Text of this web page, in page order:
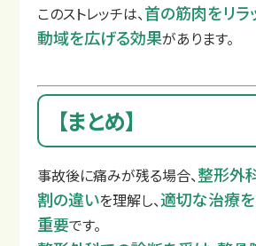
このストレッチは、首の筋肉をリラ
動域を広げる効果があります。
【まとめ】
事故後に痛みが残る場合、整形外
割の違いを理解し、適切な治療
重要です。